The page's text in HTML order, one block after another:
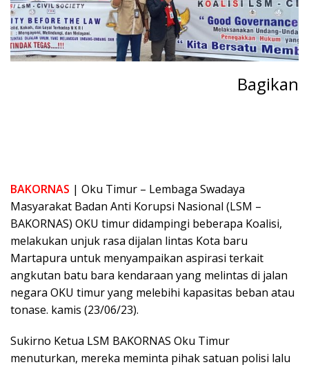
Bagikan
BAKORNAS | Oku Timur – Lembaga Swadaya
Masyarakat Badan Anti Korupsi Nasional (LSM –
BAKORNAS) OKU timur didampingi beberapa Koalisi,
melakukan unjuk rasa dijalan lintas Kota baru
Martapura untuk menyampaikan aspirasi terkait
angkutan batu bara kendaraan yang melintas di jalan
negara OKU timur yang melebihi kapasitas beban atau
tonase. kamis (23/06/23).
Sukirno Ketua LSM BAKORNAS Oku Timur
menuturkan, mereka meminta pihak satuan polisi lalu